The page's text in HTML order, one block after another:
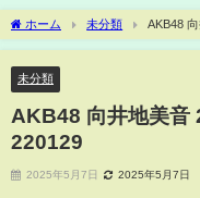
ホーム 未分類 AKB48
未分類
AKB48 向井地美音
220129
2025年5月7日 2025年5月7日